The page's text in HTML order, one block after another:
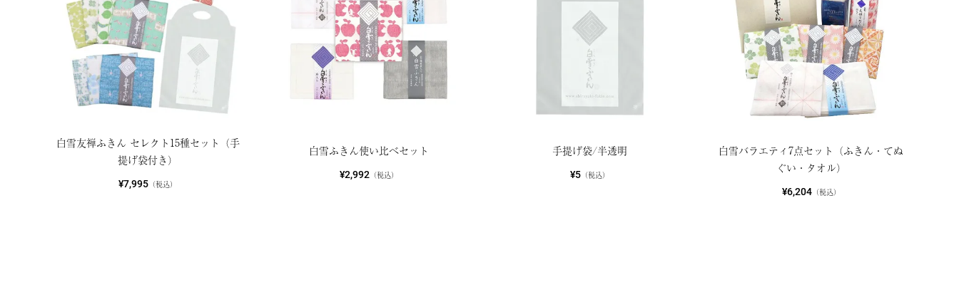
白雪友禅ふきん セレクト15種セット（手
提げ袋付き）
¥7,995 （税込）
白雪ふきん使い比べセット
¥2,992（税込）
手提げ袋/半透明
¥5 （税込）
白雪バラエティ7点セット（ふきん・てぬ
ぐい・タオル）
¥6,204（税込）